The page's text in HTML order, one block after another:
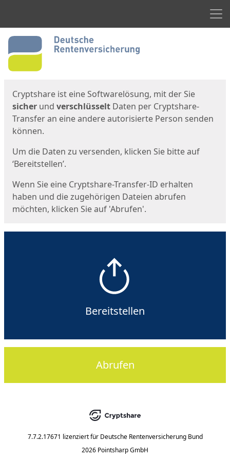
Start
Cryptshare ist eine Softwarelösung, mit der Sie
sicher und verschlüsselt Daten per Cryptshare-
Transfer an eine andere autorisierte Person senden
können.
Um die Daten zu versenden, klicken Sie bitte auf
‘Bereitstellen’.
Wenn Sie eine Cryptshare-Transfer-ID erhalten
haben und die zugehörigen Dateien abrufen
möchten, klicken Sie auf 'Abrufen'.
Bereitstellen
Abrufen
7.7.2.17671 lizenziert für Deutsche Rentenversicherung Bund
2026 Pointsharp GmbH